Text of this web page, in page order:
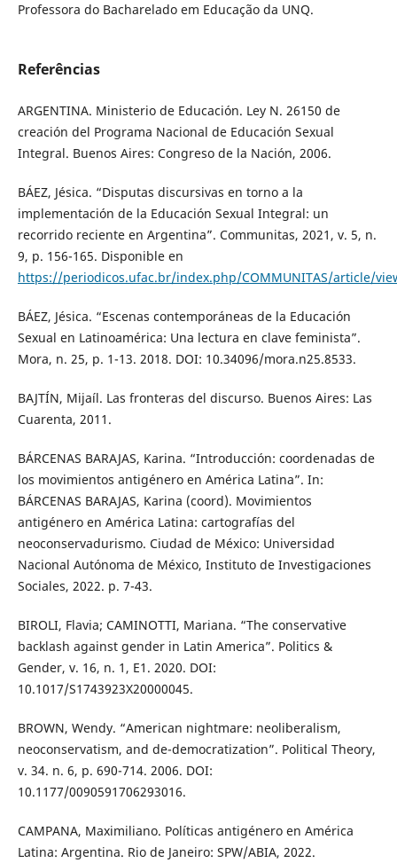
Professora do Bacharelado em Educação da UNQ.
Referências
ARGENTINA. Ministerio de Educación. Ley N. 26150 de
creación del Programa Nacional de Educación Sexual
Integral. Buenos Aires: Congreso de la Nación, 2006.
BÁEZ, Jésica. “Disputas discursivas en torno a la
implementación de la Educación Sexual Integral: un
recorrido reciente en Argentina”. Communitas, 2021, v. 5, n.
9, p. 156-165. Disponible en
https://periodicos.ufac.br/index.php/COMMUNITAS/article/
BÁEZ, Jésica. “Escenas contemporáneas de la Educación
Sexual en Latinoamérica: Una lectura en clave feminista”.
Mora, n. 25, p. 1-13. 2018. DOI: 10.34096/mora.n25.8533.
BAJTÍN, Mijaíl. Las fronteras del discurso. Buenos Aires: Las
Cuarenta, 2011.
BÁRCENAS BARAJAS, Karina. “Introducción: coordenadas de
los movimientos antigénero en América Latina”. In:
BÁRCENAS BARAJAS, Karina (coord). Movimientos
antigénero en América Latina: cartografías del
neoconservadurismo. Ciudad de México: Universidad
Nacional Autónoma de México, Instituto de Investigaciones
Sociales, 2022. p. 7-43.
BIROLI, Flavia; CAMINOTTI, Mariana. “The conservative
backlash against gender in Latin America”. Politics &
Gender, v. 16, n. 1, E1. 2020. DOI:
10.1017/S1743923X20000045.
BROWN, Wendy. “American nightmare: neoliberalism,
neoconservatism, and de-democratization”. Political Theory,
v. 34. n. 6, p. 690-714. 2006. DOI:
10.1177/0090591706293016.
CAMPANA, Maximiliano. Políticas antigénero en América
Latina: Argentina. Rio de Janeiro: SPW/ABIA, 2022.